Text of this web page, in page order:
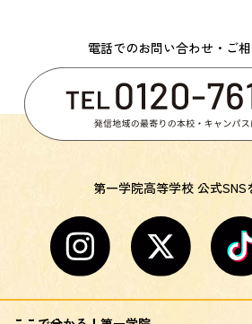
電話でのお問い合わせ・ご
第一学院高等学校 公式SNS